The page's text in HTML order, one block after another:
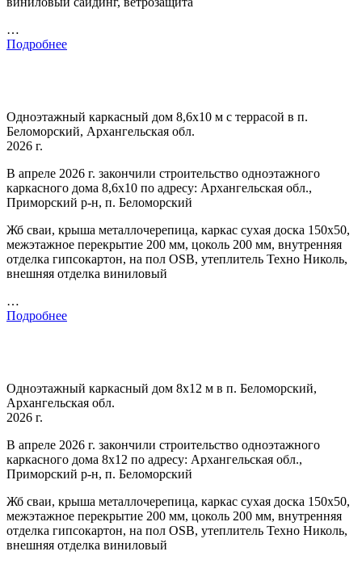
…
Подробнее
Одноэтажный каркасный дом 8,6х10 м с террасой в п.
Беломорский, Архангельская обл.
2026 г.
В апреле 2026 г. закончили строительство одноэтажного
каркасного дома 8,6х10 по адресу: Архангельская обл.,
Приморский р-н, п. Беломорский
Жб сваи, крыша металлочерепица, каркас сухая доска 150х50,
межэтажное перекрытие 200 мм, цоколь 200 мм, внутренняя
отделка гипсокартон, на пол OSB, утеплитель Техно Николь,
внешняя отделка виниловый
…
Подробнее
Одноэтажный каркасный дом 8х12 м в п. Беломорский,
Архангельская обл.
2026 г.
В апреле 2026 г. закончили строительство одноэтажного
каркасного дома 8х12 по адресу: Архангельская обл.,
Приморский р-н, п. Беломорский
Жб сваи, крыша металлочерепица, каркас сухая доска 150х50,
межэтажное перекрытие 200 мм, цоколь 200 мм, внутренняя
отделка гипсокартон, на пол OSB, утеплитель Техно Николь,
внешняя отделка виниловый